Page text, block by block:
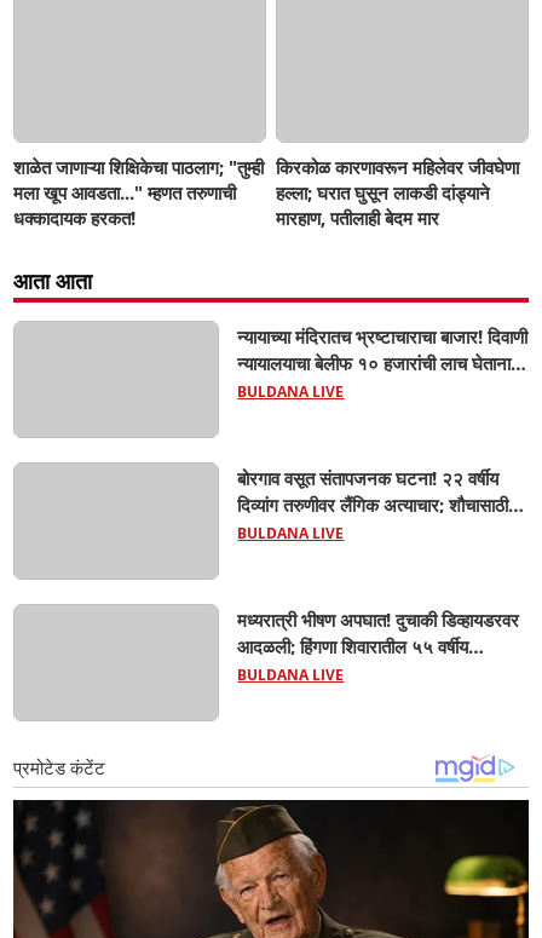
शाळेत जाणाऱ्या शिक्षिकेचा पाठलाग; "तुम्ही
मला खूप आवडता..." म्हणत तरुणाची
धक्कादायक हरकत!
किरकोळ कारणावरून महिलेवर जीवघेणा
हल्ला; घरात घुसून लाकडी दांड्याने
मारहाण, पतीलाही बेदम मार
आता आता
न्यायाच्या मंदिरातच भ्रष्टाचाराचा बाजार! दिवाणी
न्यायालयाचा बेलीफ १० हजारांची लाच घेताना
एसीबीच्या जाळ्यात; मेहकरात खळबळ!
BULDANA LIVE
बोरगाव वसूत संतापजनक घटना! २२ वर्षीय
दिव्यांग तरुणीवर लैंगिक अत्याचार; शौचासाठी
गेलेल्या तरुणीचा पाठलाग करून अत्याचाराचा
BULDANA LIVE
मध्यरात्री भीषण अपघात! दुचाकी डिव्हायडरवर
आदळली; हिंगणा शिवारातील ५५ वर्षीय
शेतकऱ्याचा जागीच मृत्यू! खांडवी–हिंगणा मार्गावर
BULDANA LIVE